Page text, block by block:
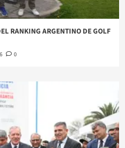
RANKING ARGENTINO DE GOLF
0